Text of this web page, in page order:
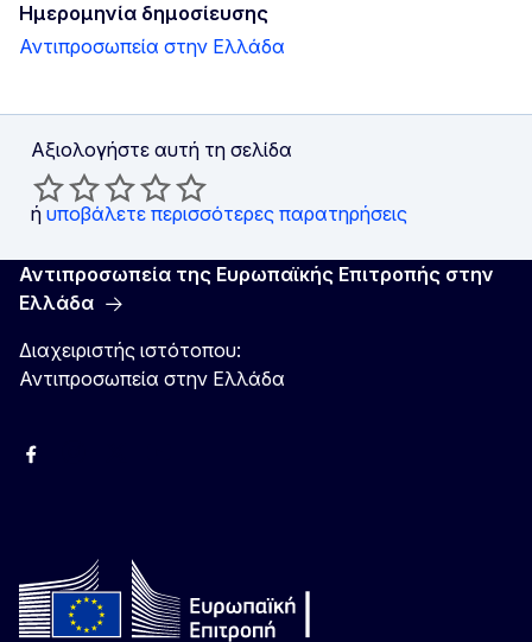
Ημερομηνία δημοσίευσης
Αντιπροσωπεία στην Ελλάδα
Αξιολογήστε αυτή τη σελίδα
ή υποβάλετε περισσότερες παρατηρήσεις
Αντιπροσωπεία της Ευρωπαϊκής Επιτροπής στην
Ελλάδα
Διαχειριστής ιστότοπου:
Αντιπροσωπεία στην Ελλάδα
Facebook